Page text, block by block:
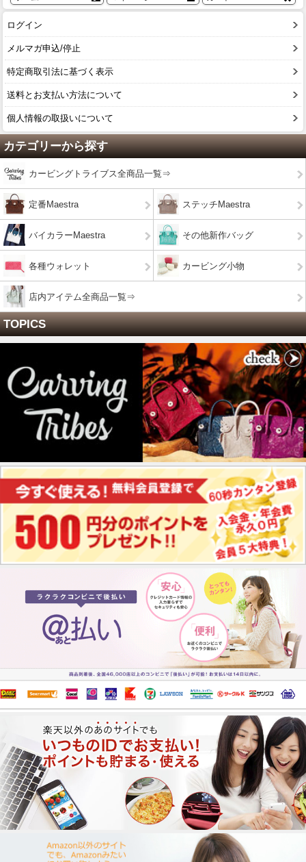
ログイン
メルマガ申込/停止
特定商取引法に基づく表示
送料とお支払い方法について
個人情報の取扱いについて
カテゴリーから探す
カービングトライブス全商品一覧⇒
定番Maestra ステッチMaestra
バイカラーMaestra その他新作バッグ
各種ウォレット カービング小物
店内アイテム全商品一覧⇒
TOPICS